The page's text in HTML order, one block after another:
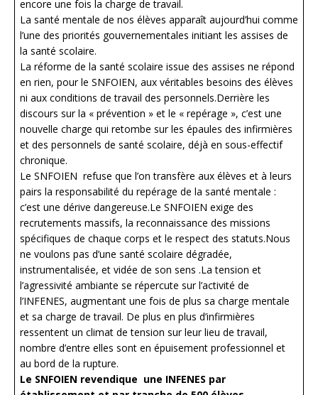
encore une fois la charge de travail.
La santé mentale de nos élèves apparaît aujourd’hui comme
l’une des priorités gouvernementales initiant les assises de
la santé scolaire.
La réforme de la santé scolaire issue des assises ne répond
en rien, pour le SNFOIEN, aux véritables besoins des élèves
ni aux conditions de travail des personnels.Derrière les
discours sur la « prévention » et le « repérage », c’est une
nouvelle charge qui retombe sur les épaules des infirmières
et des personnels de santé scolaire, déjà en sous-effectif
chronique.
Le SNFOIEN refuse que l’on transfère aux élèves et à leurs
pairs la responsabilité du repérage de la santé mentale :
c’est une dérive dangereuse.Le SNFOIEN exige des
recrutements massifs, la reconnaissance des missions
spécifiques de chaque corps et le respect des statuts.Nous
ne voulons pas d’une santé scolaire dégradée,
instrumentalisée, et vidée de son sens .La tension et
l’agressivité ambiante se répercute sur l’activité de
l’INFENES, augmentant une fois de plus sa charge mentale
et sa charge de travail. De plus en plus d’infirmières
ressentent un climat de tension sur leur lieu de travail,
nombre d’entre elles sont en épuisement professionnel et
au bord de la rupture.
Le SNFOIEN revendique une INFENES par